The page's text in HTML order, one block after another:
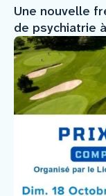
Une nouvelle
de psychiatrie